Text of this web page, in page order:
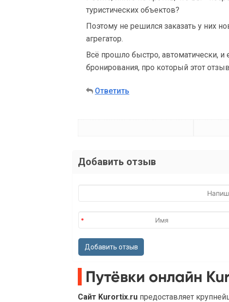
туристических объектов?
Поэтому не решился заказать у них
агрегатор.
Всё прошло быстро, автоматически, и
бронирования, про который этот
Ответить
Добавить отзыв
Путёвки онлайн
Сайт Kurortix.ru предоставляет